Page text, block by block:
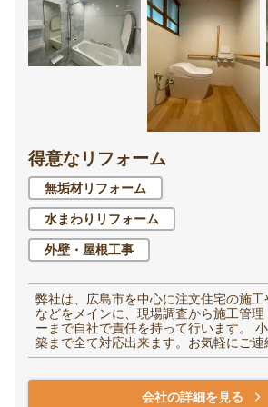
得意なリフォーム
無垢材リフォーム
水まわりリフォーム
外壁・屋根工事
弊社は、広島市を中心に注文住宅の施
などをメインに、現場調査から施工管理
ーまで自社で責任を持って行います。
築まで全て対応出来ます。お気軽にご連
会社の詳細を見る